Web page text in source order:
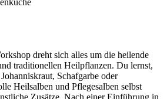
dreht sich alles um die heilende
traditionellen Heilpflanzen. Du lernst,
Schafgarbe oder
Heilsalben und Pflegesalben selbst